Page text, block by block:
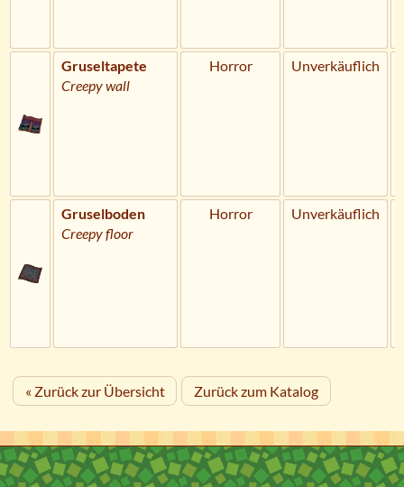
Gruseltapete
Creepy wall
Horror Unverkäuflich
Gruselboden
Creepy floor
Horror Unverkäuflich
« Zurück zur Übersicht Zurück zum Katalog